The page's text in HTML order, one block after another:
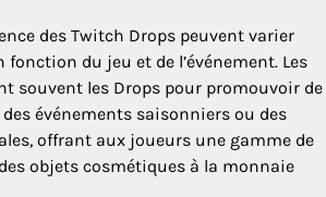
des Twitch Drops peuvent varier
du jeu et de l’événement. Les
souvent les Drops pour promouvoir de
événements saisonniers ou des
offrant aux joueurs une gamme de
objets cosmétiques à la monnaie